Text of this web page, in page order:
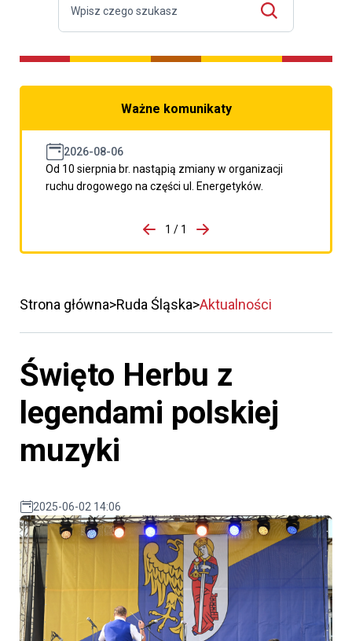
Ważne komunikaty
2026-08-06
Od 10 sierpnia br. nastąpią zmiany w organizacji
ruchu drogowego na części ul. Energetyków.
porzpedniego komunikatu
1 / 1
Przejdź do następnego
Strona główna Ruda Śląska Aktualności
Święto Herbu z
legendami polskiej
muzyki
2025-06-02 14:06